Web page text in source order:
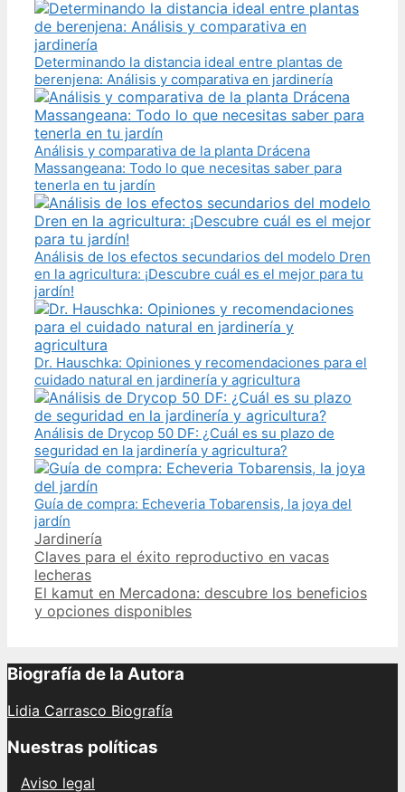
Determinando la distancia ideal entre plantas de
berenjena: Análisis y comparativa en jardinería
Análisis y comparativa de la planta Drácena
Massangeana: Todo lo que necesitas saber para
tenerla en tu jardín
Análisis de los efectos secundarios del modelo Dren
en la agricultura: ¡Descubre cuál es el mejor para tu
jardín!
Dr. Hauschka: Opiniones y recomendaciones para el
cuidado natural en jardinería y agricultura
Análisis de Drycop 50 DF: ¿Cuál es su plazo de
seguridad en la jardinería y agricultura?
Guía de compra: Echeveria Tobarensis, la joya del
jardín
Categories
Jardinería
Post
navigation
Claves para el éxito reproductivo en vacas
lecheras
El kamut en Mercadona: descubre los beneficios
y opciones disponibles
Biografía de la Autora
Lidia Carrasco Biografía
Nuestras políticas
Aviso legal